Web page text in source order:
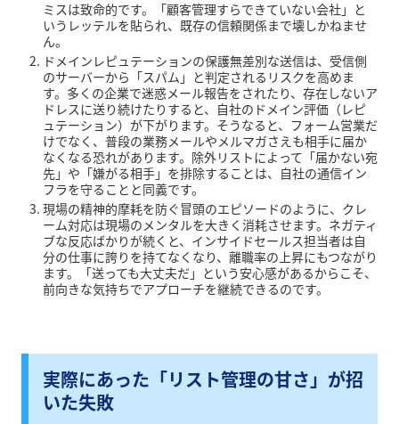
ミスは致命的です。「顧客管理すらできていない会社」と
いうレッテルを貼られ、既存の信頼関係まで壊しかねませ
ん。
ドメインレピュテーションの保護無差別な送信は、受信側
のサーバーから「スパム」と判定されるリスクを高めま
す。多くの企業で迷惑メール報告をされたり、存在しないア
ドレスに送り続けたりすると、自社のドメイン評価（レピ
ュテーション）が下がります。そうなると、フォーム営業だ
けでなく、普段の業務メールやメルマガさえも相手に届か
なくなる恐れがあります。除外リストによって「届かない宛
先」や「嫌がる相手」を排除することは、自社の通信イン
フラを守ることと同義です。
現場の精神的摩耗を防ぐ冒頭のエピソードのように、クレ
ーム対応は現場のメンタルを大きく消耗させます。ネガティ
ブな反応ばかりが続くと、インサイドセールス担当者は自
分の仕事に誇りを持てなくなり、離職率の上昇にもつながり
ます。「送っても大丈夫だ」という安心感があるからこそ、
前向きな気持ちでアプローチを継続できるのです。
実際にあった「リスト管理の甘さ」が招
いた失敗